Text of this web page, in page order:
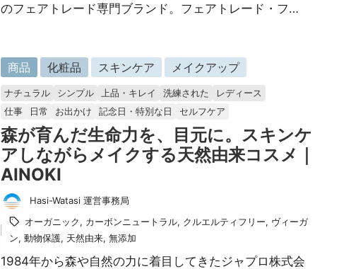
のフェアトレード専門ブランド。フェアトレード・フ…
に
掲
載
済
み
商品 化粧品 スキンケア メイクアップ
ナチュラル シンプル 上品・キレイ 洗練された
レディース
仕事
日常 お出かけ 記念日・特別な日 セルフケア
森が育んだ生命力を、目元に。スキンケ
アしながらメイクする天然由来コスメ｜
AINOKI
投
稿
Hasi-Watasi 運営事務局
タ
グ：オーガニック, カーボンニュートラル, クルエルティフリー, ヴィーガ
ン, 動物保護, 天然由来, 無添加
1984年から森や自然の力に着目してきたジャプロ株式会